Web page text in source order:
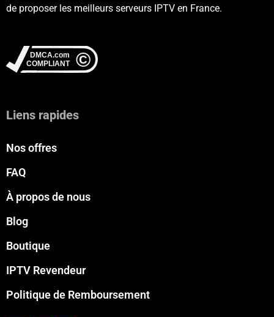
de proposer les meilleurs serveurs IPTV en France.
Liens rapides
Nos offres
FAQ
À propos de nous
Blog
Boutique
IPTV Revendeur
Politique de Remboursement